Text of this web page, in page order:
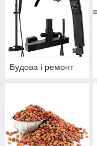
Будова і ремонт